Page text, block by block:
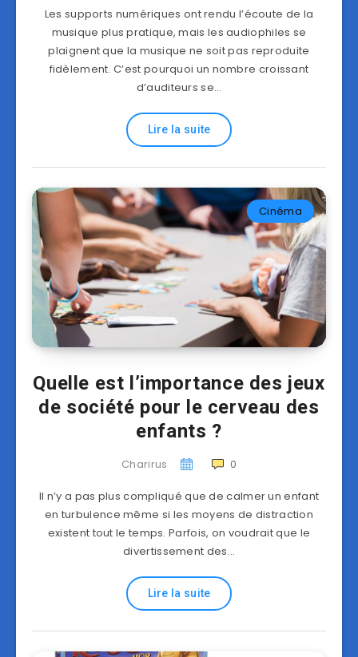
Les supports numériques ont rendu l’écoute de la
musique plus pratique, mais les audiophiles se
plaignent que la musique ne soit pas reproduite
fidèlement. C’est pourquoi un nombre croissant
d’auditeurs se…
Lire la suite
Cinéma
Quelle est l’importance des jeux
de société pour le cerveau des
enfants ?
Charirus 0
Il n’y a pas plus compliqué que de calmer un enfant
en turbulence même si les moyens de distraction
existent tout le temps. Parfois, on voudrait que le
divertissement des…
Lire la suite